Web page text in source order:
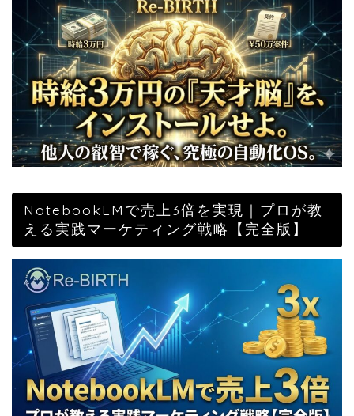
NotebookLMで売上3倍を実現｜プロが教
える実践マーケティング戦略【完全版】